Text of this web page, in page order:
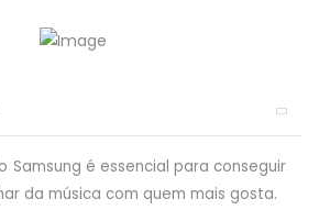
Samsung é essencial para conseguir
da música com quem mais gosta.